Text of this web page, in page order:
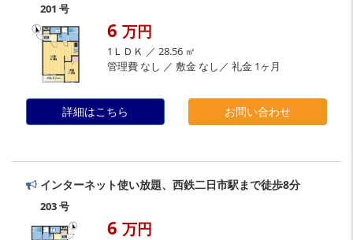
201 号
6 万円
1ＬＤＫ ／ 28.56 ㎡
管理費 なし ／ 敷金 なし／ 礼金 1ヶ月
詳細はこちら お問い合わせ
インターネット使い放題、西鉄二日市駅まで徒歩8分
203 号
6 万円